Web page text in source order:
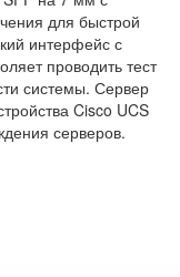
для быстрой
интерфейс с
проводить тест
системы. Сервер
Cisco UCS
серверов.